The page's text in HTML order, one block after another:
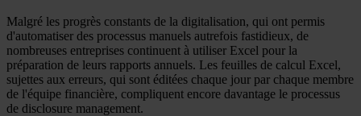
Malgré les progrès constants de la digitalisation, qui ont permis
d'automatiser des processus manuels autrefois fastidieux, de
nombreuses entreprises continuent à utiliser Excel pour la
préparation de leurs rapports annuels. Les feuilles de calcul Excel,
sujettes aux erreurs, qui sont éditées chaque jour par chaque membre
de l'équipe financière, compliquent encore davantage le processus
de disclosure management.